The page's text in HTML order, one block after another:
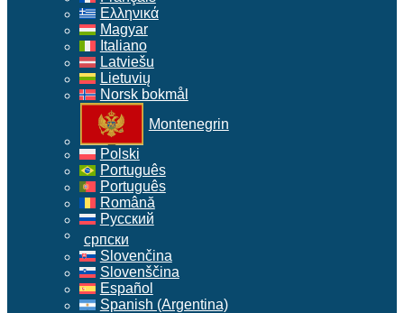
Ελληνικά
Magyar
Italiano
Latviešu
Lietuvių
Norsk bokmål
Montenegrin
Polski
Português
Português
Română
Русский
српски
Slovenčina
Slovenščina
Español
Spanish (Argentina)